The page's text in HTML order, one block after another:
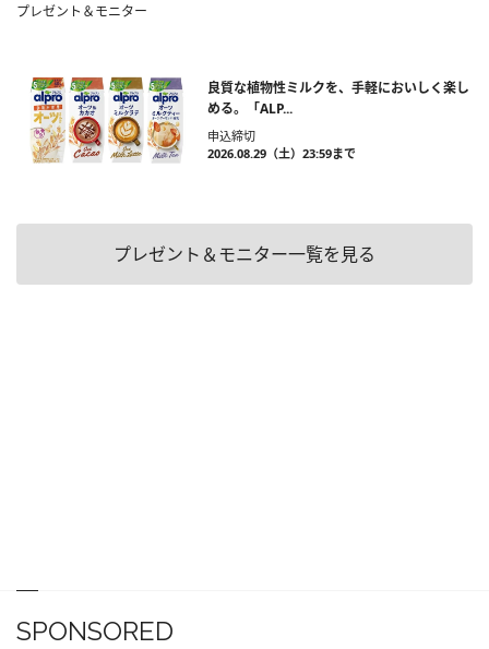
プレゼント＆モニター
良質な植物性ミルクを、手軽においしく楽し
める。「ALP...
申込締切
2026.08.29（土）23:59まで
プレゼント＆モニター一覧を見る
SPONSORED